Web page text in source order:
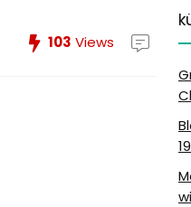
103 Views